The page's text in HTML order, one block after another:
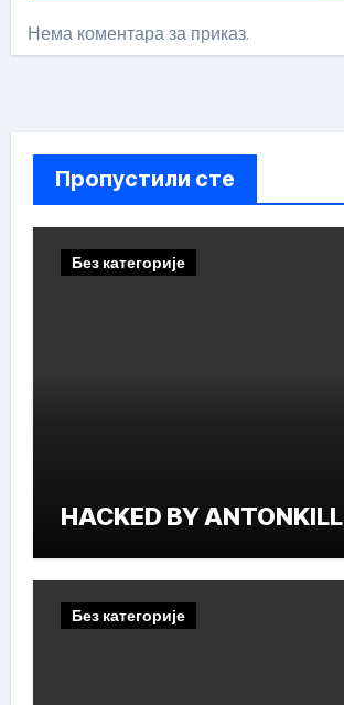
Нема коментара за приказ.
Пропустили сте
Без категорије
HACKED BY ANTONKILL
Без категорије